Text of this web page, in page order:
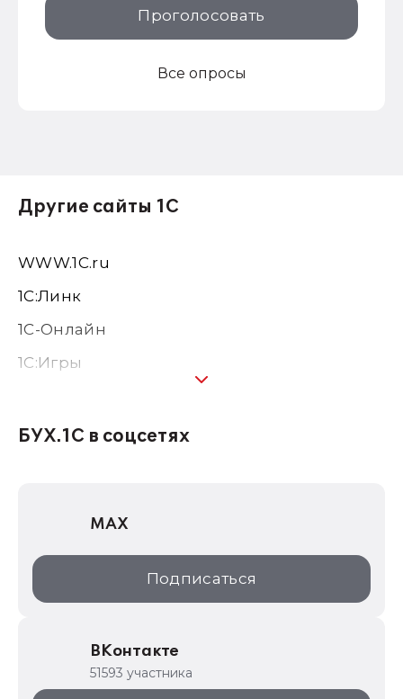
Проголосовать
Все опросы
Другие сайты 1С
WWW.1С.ru
1С:Линк
1С-Онлайн
1C:Игры
1С:Консалтинг
1С:Дистрибьюция
1С:Образование
ИТС.1C.ru
БУХ.1С в соцсетях
MAX
Подписаться
ВКонтакте
51593 участника